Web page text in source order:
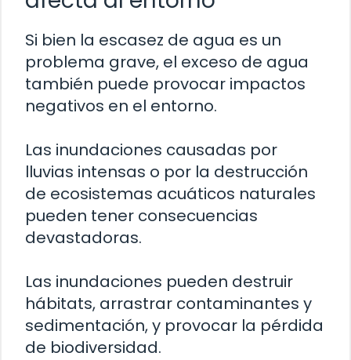
Si bien la escasez de agua es un
problema grave, el exceso de agua
también puede provocar impactos
negativos en el entorno.
Las inundaciones causadas por
lluvias intensas o por la destrucción
de ecosistemas acuáticos naturales
pueden tener consecuencias
devastadoras.
Las inundaciones pueden destruir
hábitats, arrastrar contaminantes y
sedimentación, y provocar la pérdida
de biodiversidad.